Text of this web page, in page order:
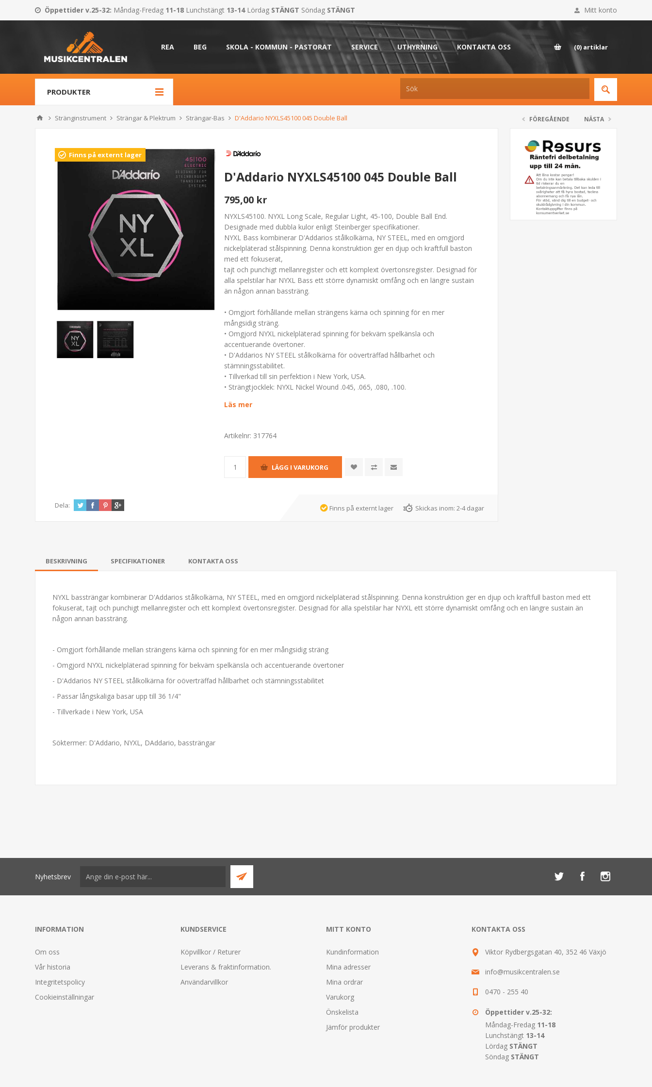
Öppettider v.25-32: Måndag-Fredag 11-18 Lunchstängt 13-14 Lördag STÄNGT Söndag STÄNGT Mitt konto
REA BEG SKOLA - KOMMUN - PASTORAT SERVICE UTHYRNING KONTAKTA OSS (0) artiklar
PRODUKTER
Stränginstrument Strängar & Plektrum Strängar-Bas D'Addario NYXLS45100 045 Double Ball FÖREGÅENDE NÄSTA
Finns på externt lager
D'Addario NYXLS45100 045 Double Ball
795,00 kr
NYXLS45100. NYXL Long Scale, Regular Light, 45-100, Double Ball End.
Designade med dubbla kulor enligt Steinberger specifikationer.
NYXL Bass kombinerar D'Addarios stålkolkärna, NY STEEL, med en omgjord
nickelpläterad stålspinning. Denna konstruktion ger en djup och kraftfull baston
med ett fokuserat,
tajt och punchigt mellanregister och ett komplext övertonsregister. Designad för
alla spelstilar har NYXL Bass ett större dynamiskt omfång och en längre sustain
än någon annan bassträng.
• Omgjort förhållande mellan strängens kärna och spinning för en mer
mångsidig sträng.
• Omgjord NYXL nickelpläterad spinning för bekväm spelkänsla och
accentuerande övertoner.
• D'Addarios NY STEEL stålkolkärna för oöverträffad hållbarhet och
stämningsstabilitet.
• Tillverkad till sin perfektion i New York, USA.
• Strängtjocklek: NYXL Nickel Wound .045, .065, .080, .100.
Läs mer
Artikelnr: 317764
Dela: Finns på externt lager Skickas inom: 2-4 dagar
BESKRIVNING SPECIFIKATIONER KONTAKTA OSS
NYXL bassträngar kombinerar D'Addarios stålkolkärna, NY STEEL, med en omgjord nickelpläterad stålspinning. Denna konstruktion ger en djup och kraftfull baston med ett
fokuserat, tajt och punchigt mellanregister och ett komplext övertonsregister. Designad för alla spelstilar har NYXL ett större dynamiskt omfång och en längre sustain än
någon annan bassträng.
- Omgjort förhållande mellan strängens kärna och spinning för en mer mångsidig sträng
- Omgjord NYXL nickelpläterad spinning för bekväm spelkänsla och accentuerande övertoner
- D'Addarios NY STEEL stålkolkärna för oöverträffad hållbarhet och stämningsstabilitet
- Passar långskaliga basar upp till 36 1/4"
- Tillverkade i New York, USA
Söktermer: D'Addario, NYXL, DAddario, bassträngar
Nyhetsbrev
INFORMATION
Om oss
Vår historia
Integritetspolicy
Cookieinställningar
KUNDSERVICE
Köpvillkor / Returer
Leverans & fraktinformation.
Användarvillkor
MITT KONTO
Kundinformation
Mina adresser
Mina ordrar
Varukorg
Önskelista
Jämför produkter
KONTAKTA OSS
Viktor Rydbergsgatan 40, 352 46 Växjö
info@musikcentralen.se
0470 - 255 40
Öppettider v.25-32:
Måndag-Fredag 11-18
Lunchstängt 13-14
Lördag STÄNGT
Söndag STÄNGT